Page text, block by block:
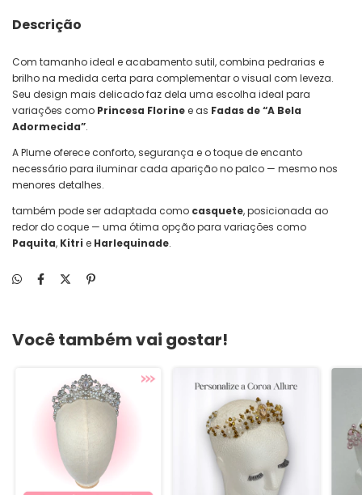
Descrição
Com tamanho ideal e acabamento sutil, combina pedrarias e
brilho na medida certa para complementar o visual com leveza.
Seu design mais delicado faz dela uma escolha ideal para
variações como Princesa Florinee as Fadas de “A Bela
Adormecida”.
A Plume oferece conforto, segurança e o toque de encanto
necessário para iluminar cada aparição no palco — mesmo nos
menores detalhes.
também pode ser adaptada como casquete, posicionada ao
redor do coque — uma ótima opção para variações como
Paquita, Kitri e Harlequinade.
Você também vai gostar!